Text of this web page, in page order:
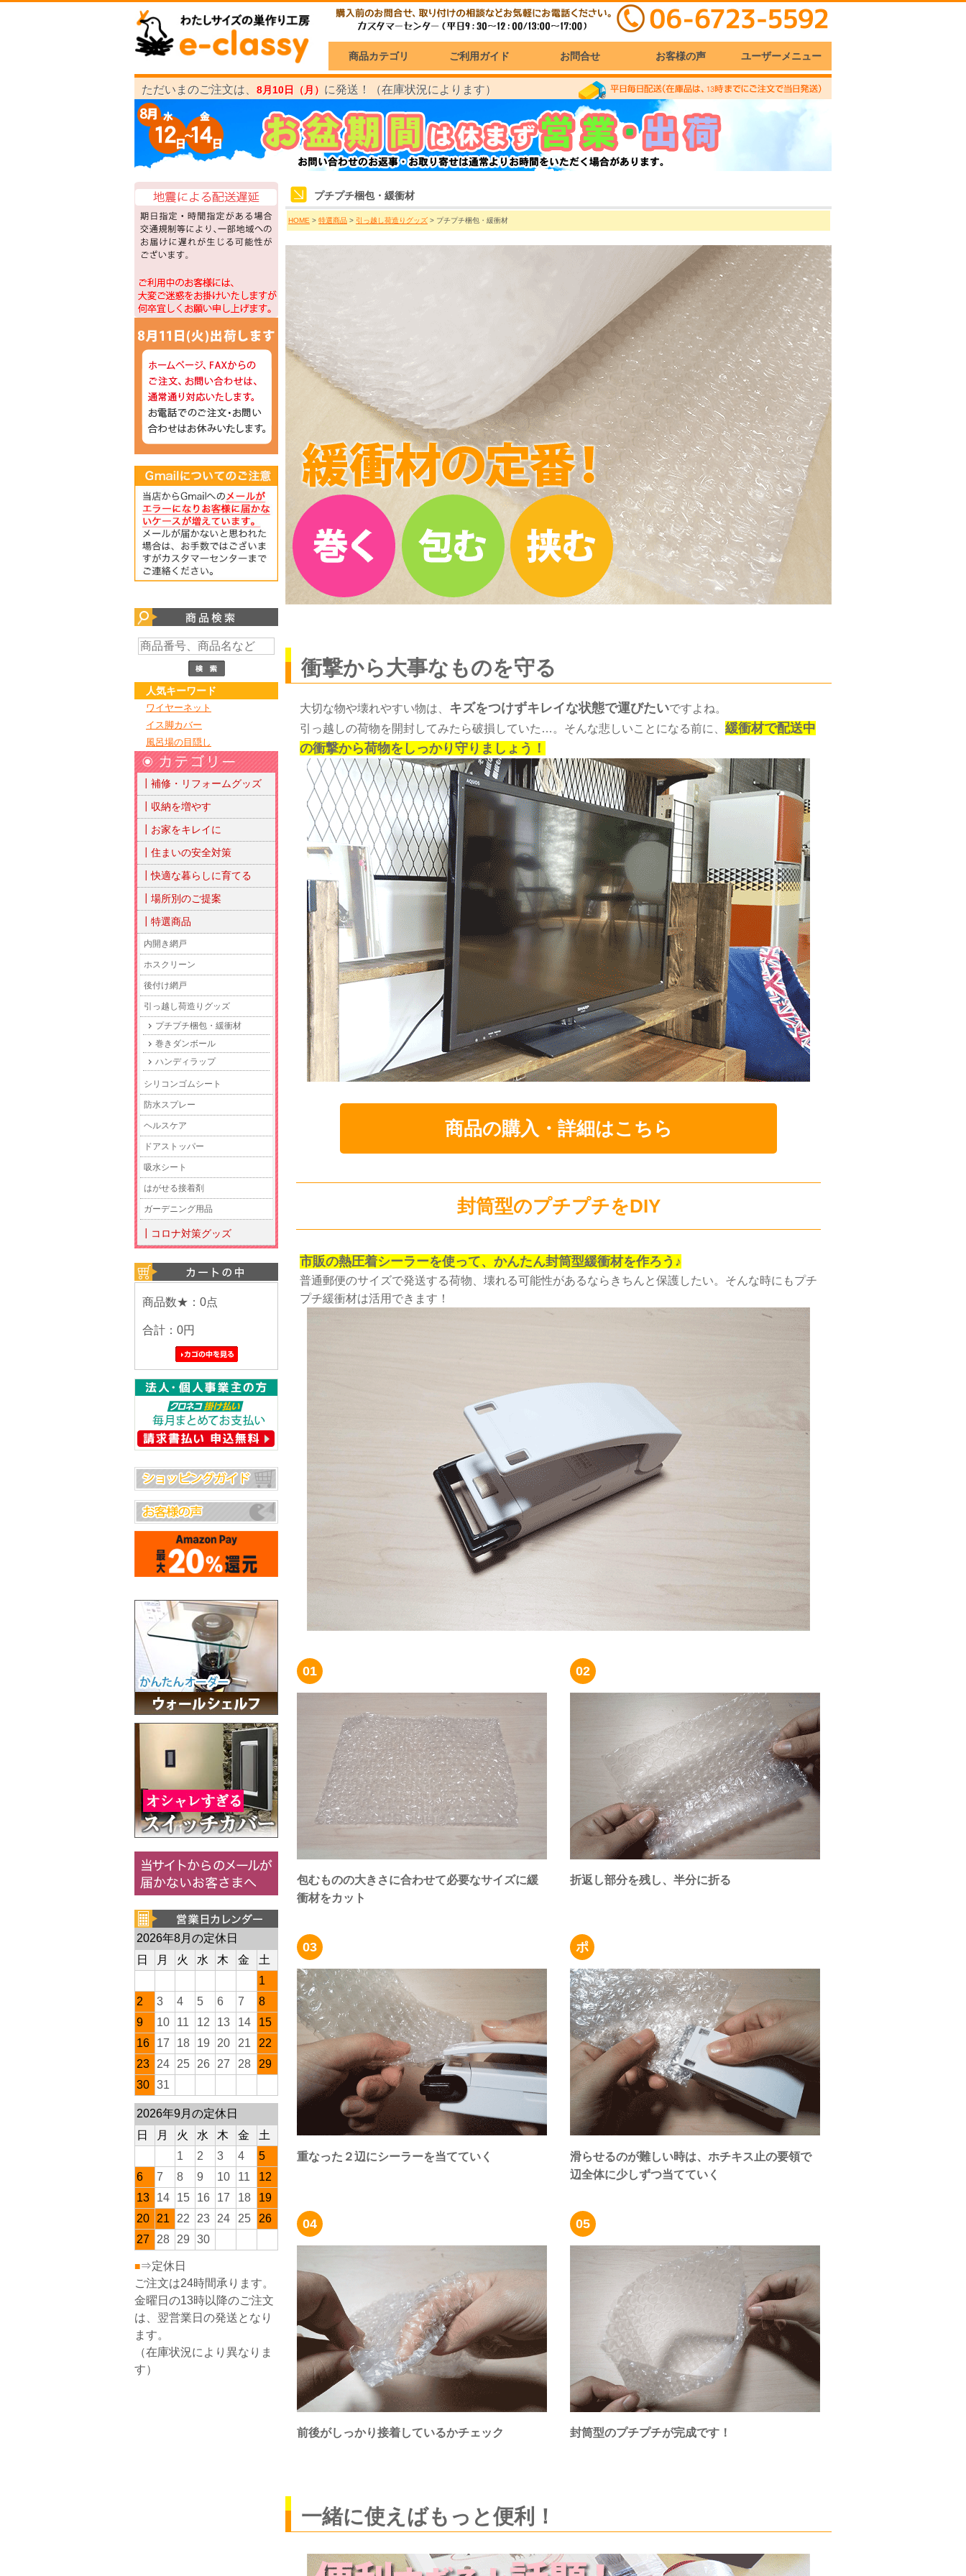
商品カテゴリ ご利用ガイド お問合せ お客様の声 ユーザーメニュー
ただいまのご注文は、 8月10日（月） に発送！（在庫状況によります）
人気キーワード
ワイヤーネット
イス脚カバー
風呂場の目隠し
┃補修・リフォームグッズ
┃収納を増やす
┃お家をキレイに
┃住まいの安全対策
┃快適な暮らしに育てる
┃場所別のご提案
┃特選商品
内開き網戸
ホスクリーン
後付け網戸
引っ越し荷造りグッズ
プチプチ梱包・緩衝材
巻きダンボール
ハンディラップ
シリコンゴムシート
防水スプレー
ヘルスケア
ドアストッパー
吸水シート
はがせる接着剤
ガーデニング用品
┃コロナ対策グッズ
商品数★：0点
合計： 0円
2026年8月の定休日
日
月 火 水 木 金
土
1
2
3 4 5 6 7
8
9
10 11 12 13 14
15
16
17 18 19 20 21
22
23
24 25 26 27 28
29
30 31
2026年9月の定休日
日
月 火 水 木 金
土
1
2 3 4
5
6
7 8 9 10 11
12
13
14 15 16 17 18
19
20
21 22 23 24 25
26
27
28 29 30
■⇒定休日
ご注文は24時間承ります。
金曜日の13時以降のご注文
は、翌営業日の発送となり
ます。
（在庫状況により異なりま
す）
プチプチ梱包・緩衝材
HOME > 特選商品 > 引っ越し荷造りグッズ > プチプチ梱包・緩衝材
衝撃から大事なものを守る
大切な物や壊れやすい物は、 キズをつけずキレイな状態で運びたいですよね。
引っ越しの荷物を開封してみたら破損していた…。そんな悲しいことになる前に、 緩衝材で配送中
の衝撃から荷物をしっかり守りましょう！
商品の購入・詳細はこちら
封筒型のプチプチをDIY
市販の熱圧着シーラーを使って、かんたん封筒型緩衝材を作ろう♪
普通郵便のサイズで発送する荷物、壊れる可能性があるならきちんと保護したい。そんな時にもプチ
プチ緩衝材は活用できます！
01
包むものの大きさに合わせて必要なサイズに緩
衝材をカット
02
折返し部分を残し、半分に折る
03
重なった２辺にシーラーを当てていく
ポ
滑らせるのが難しい時は、ホチキス止の要領で
辺全体に少しずつ当てていく
04
前後がしっかり接着しているかチェック
05
封筒型のプチプチが完成です！
一緒に使えばもっと便利！